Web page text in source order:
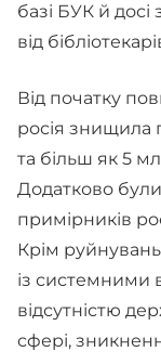
базі БУК й
від
Від початку
росія знищила
та більш як 5
Додатково
примірників
Крім
із системними
відсутністю
сфері,